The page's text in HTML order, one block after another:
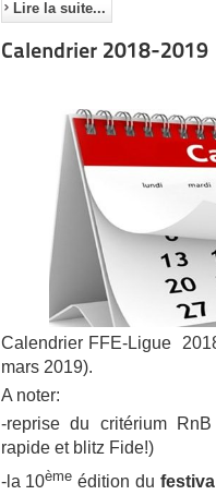
Lire la suite...
Calendrier 2018-2019
Calendrier FFE-Ligue
mars 2019).
A noter:
-reprise du critérium
rapide et blitz Fide!)
-la 10ème édition du